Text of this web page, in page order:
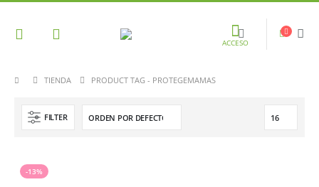
ACCESO
TIENDA PRODUCT TAG - PROTEGEMAMAS
FILTER
-13%